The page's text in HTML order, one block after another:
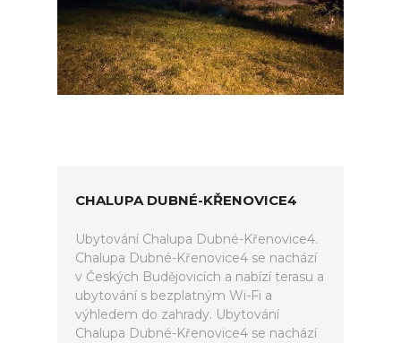
CHALUPA DUBNÉ-KŘENOVICE4
Ubytování Chalupa Dubné-Křenovice4.
Chalupa Dubné-Křenovice4 se nachází
v Českých Budějovicích a nabízí terasu a
ubytování s bezplatným Wi-Fi a
výhledem do zahrady. Ubytování
Chalupa Dubné-Křenovice4 se nachází